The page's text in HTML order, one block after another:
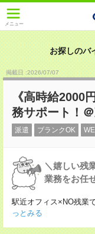
メニュー
お探しのバ
掲載日 :2026/07/07
《高時給2000
務サポート！
派遣 ブランクOK
＼嬉しい残
業務をお任
駅近オフィス×NO残業
っとみる